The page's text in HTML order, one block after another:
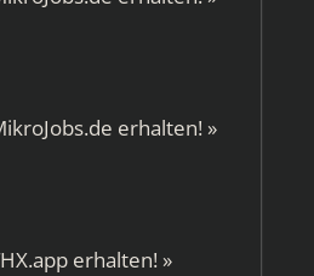
erhalten! »
erhalten! »